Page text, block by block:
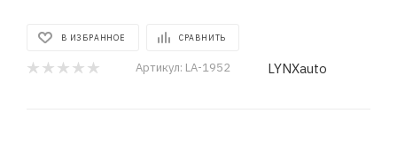
В ИЗБРАННОЕ СРАВНИТЬ
Артикул: LA-1952 LYNXauto